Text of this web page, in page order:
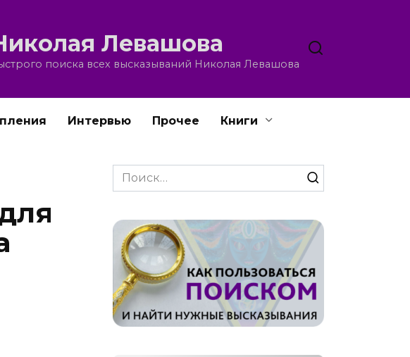
Левашова
поиска всех высказываний Николая Левашова
Интервью Прочее Книги
Search
for: